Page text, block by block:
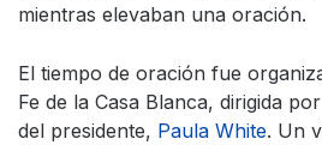
mientras elevaban una oración.
El tiempo de oración fue
Fe de la Casa Blanca, dirigida
del presidente, Paula White. Un